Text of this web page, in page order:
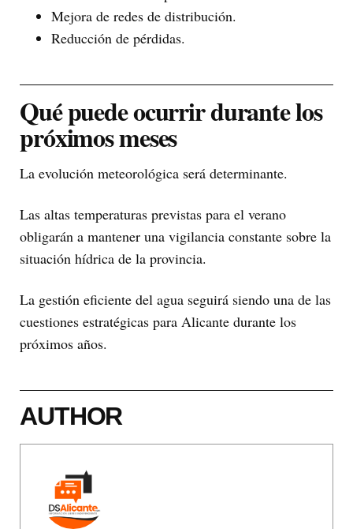
Mejora de redes de distribución.
Reducción de pérdidas.
Qué puede ocurrir durante los
próximos meses
La evolución meteorológica será determinante.
Las altas temperaturas previstas para el verano
obligarán a mantener una vigilancia constante sobre la
situación hídrica de la provincia.
La gestión eficiente del agua seguirá siendo una de las
cuestiones estratégicas para Alicante durante los
próximos años.
AUTHOR